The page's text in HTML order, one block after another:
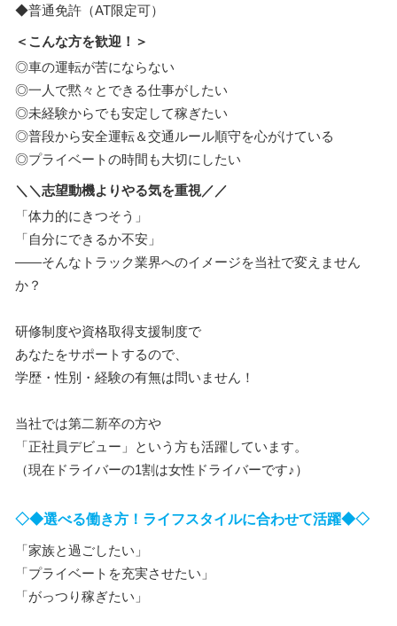
◆普通免許（AT限定可）
＜こんな方を歓迎！＞
◎車の運転が苦にならない
◎一人で黙々とできる仕事がしたい
◎未経験からでも安定して稼ぎたい
◎普段から安全運転＆交通ルール順守を心がけている
◎プライベートの時間も大切にしたい
＼＼志望動機よりやる気を重視／／
「体力的にきつそう」
「自分にできるか不安」
――そんなトラック業界へのイメージを当社で変えません
か？
研修制度や資格取得支援制度で
あなたをサポートするので、
学歴・性別・経験の有無は問いません！
当社では第二新卒の方や
「正社員デビュー」という方も活躍しています。
（現在ドライバーの1割は女性ドライバーです♪）
◇◆選べる働き方！ライフスタイルに合わせて活躍◆◇
「家族と過ごしたい」
「プライベートを充実させたい」
「がっつり稼ぎたい」